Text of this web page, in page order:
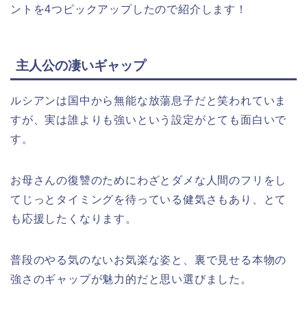
ントを4つピックアップしたので紹介します！
主人公の凄いギャップ
ルシアンは国中から無能な放蕩息子だと笑われていま
すが、実は誰よりも強いという設定がとても面白いで
す。
お母さんの復讐のためにわざとダメな人間のフリをし
てじっとタイミングを待っている健気さもあり、とて
も応援したくなります。
普段のやる気のないお気楽な姿と、裏で見せる本物の
強さのギャップが魅力的だと思い選びました。